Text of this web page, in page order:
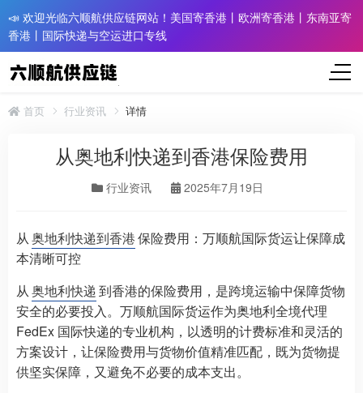
📣 欢迎光临六顺航供应链网站！美国寄香港丨欧洲寄香港丨东南亚寄
香港丨国际快递与空运进口专线
首页 行业资讯 详情
从奥地利快递到香港保险费用
行业资讯 2025年7月19日
从奥地利快递到香港保险费用：万顺航国际货运让保障成
本清晰可控
从奥地利快递到香港的保险费用，是跨境运输中保障货物
安全的必要投入。万顺航国际货运作为奥地利全境代理
FedEx 国际快递的专业机构，以透明的计费标准和灵活的
方案设计，让保险费用与货物价值精准匹配，既为货物提
供坚实保障，又避免不必要的成本支出。